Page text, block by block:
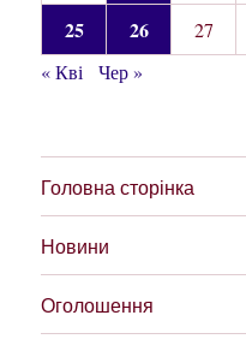
25 26 27
« Кві Чер »
Головна сторінка
Новини
Оголошення